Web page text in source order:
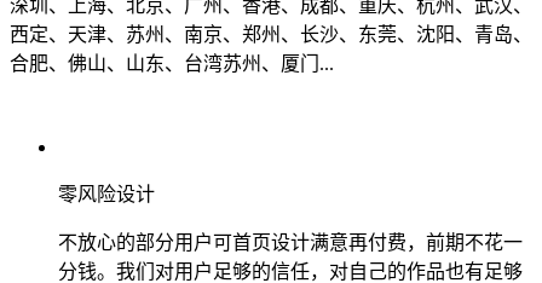
深圳、上海、北京、广州、香港、成都、重庆、杭州、武汉、
西定、天津、苏州、南京、郑州、长沙、东莞、沈阳、青岛、
合肥、佛山、山东、台湾苏州、厦门...
零风险设计
不放心的部分用户可首页设计满意再付费，前期不花一
分钱。我们对用户足够的信任，对自己的作品也有足够